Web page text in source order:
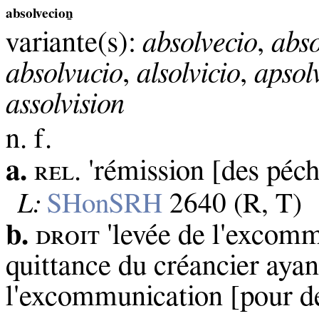
absolvecioṉ
variante(s): absolvecio,
absolvucio, alsolvicio,
assolvision
n. f.
a. ʀᴇʟ. 'rémission [des
L: SHonSRH 2640 (R, T)
b. ᴅʀᴏɪᴛ 'levée de
quittance du créancier
l'excommunication [pour